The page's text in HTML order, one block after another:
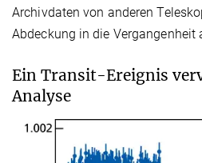
Archivdaten von anderen
Abdeckung in die Vergangenheit
Ein Transit-Ereignis
Analyse